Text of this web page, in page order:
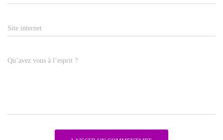
Site internet
Qu’avez vous à l’esprit ?